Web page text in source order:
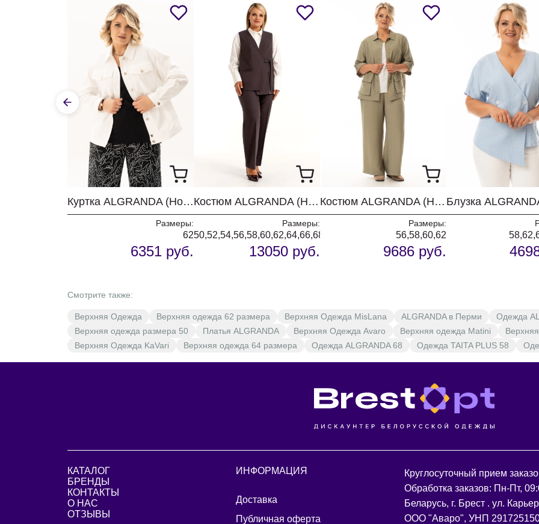
Куртка ALGRANDA (Новелла Шарм) 4174
Размеры:
62
6351 руб.
Костюм ALGRANDA (Новелла Шарм) 4171
Размеры:
50,52,54,56,58,60,62,64,66,68,70
13050 руб.
Костюм ALGRANDA (Новелла Шарм) 4143-4
Размеры:
56,58,60,62
9686 руб.
Смотрите также:
Верхняя Одежда Верхняя одежда 62 размера Верхняя Одежда MisLana ALGRANDA в Перми Одежда
Верхняя одежда размера 50
Платья ALGRANDA Верхняя Одежда Avaro Верхняя одежда Matini
Верхняя Одежда KaVari
Верхняя одежда 64 размера Одежда ALGRANDA 68 Одежда TAITA PLUS 58
КАТАЛОГ
БРЕНДЫ
КОНТАКТЫ
О НАС
ОТЗЫВЫ
ИНФОРМАЦИЯ
Доставка
Публичная оферта
Круглосуточный прием
Обработка заказов: Пн-Пт,
Беларусь, г. Брест . ул.
ООО "Аваро", УНП